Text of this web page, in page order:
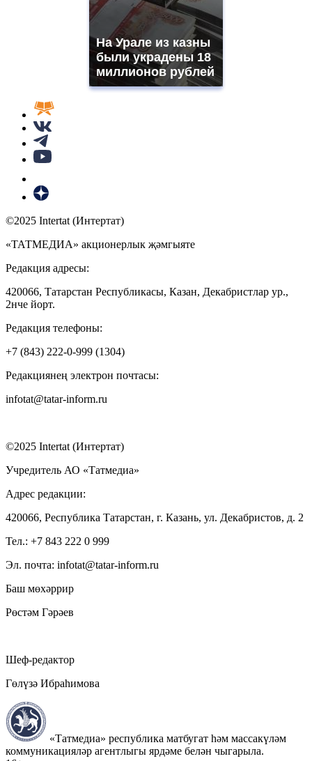
На Урале из казны
были украдены 18
миллионов рублей
©2025 Intertat (Интертат)
«ТАТМЕДИА» акционерлык җәмгыяте
Редакция адресы:
420066, Татарстан Республикасы, Казан, Декабристлар ур.,
2нче йорт.
Редакция телефоны:
+7 (843) 222-0-999 (1304)
Редакциянең электрон почтасы:
infotat@tatar-inform.ru
©2025 Intertat (Интертат)
Учредитель АО «Татмедиа»
Адрес редакции:
420066, Республика Татарстан, г. Казань, ул. Декабристов, д. 2
Тел.: +7 843 222 0 999
Эл. почта: infotat@tatar-inform.ru
Баш мөхәррир
Рөстәм Гәрәев
Шеф-редактор
Гөлүзә Ибраһимова
«Татмедиа» республика матбугат һәм массакүләм
коммуникацияләр агентлыгы ярдәме белән чыгарыла.